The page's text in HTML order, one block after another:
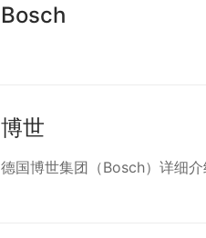
Bosch
博世
德国博世集团（Bosch）详细